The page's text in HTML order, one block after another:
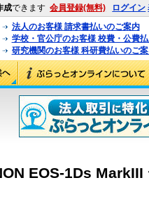
成できます 会員登録(無料) ログイン
法人のお客様 請求書払いのご案内
学校・官公庁のお客様 校費・公費
研究機関のお客様 科研費払いのご
EOS-1Ds